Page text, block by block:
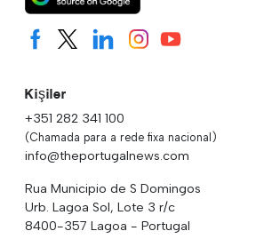
Kişiler
+351 282 341 100
(Chamada para a rede fixa nacional)
info@theportugalnews.com
Rua Municipio de S Domingos
Urb. Lagoa Sol, Lote 3 r/c
8400-357 Lagoa - Portugal